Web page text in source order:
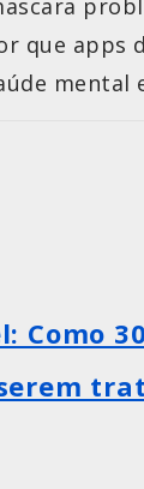
que apps
mental
Como